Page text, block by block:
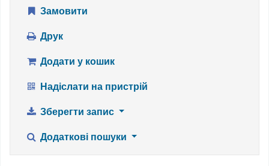
Замовити
Друк
Додати у кошик
Надіслати на пристрій
Зберегти запис
Додаткові пошуки